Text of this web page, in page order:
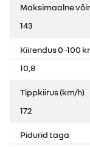
Maksimaalne
143
Kiirendus 0 -100
10,8
Tippkiirus (km/h)
172
Pidurid taga